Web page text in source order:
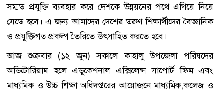
সম্মত প্রযুক্তি ব্যবহার করে দেশকে উন্নয়নের পথে এগিয়ে নিয়ে
যেতে হবে। এ জন্য আমাদের দেশের তরুণ শিক্ষার্থীদের বৈজ্ঞানিক
ও প্রযুক্তিগত প্রকল্প তৈরিতে উৎসাহিত করতে হবে।
আজ শুক্রবার (১২ জুন) সকালে কাহালু উপজেলা পরিষদের
অডিটোরিয়াম হলে এডুকেশনাল এক্সিলেন্স সাপোর্ট স্কিম এবং
মাধ্যমিক ও উচ্চ শিক্ষা অধিদপ্তরের আয়োজনে মাধ্যমিক,কলেজ ও